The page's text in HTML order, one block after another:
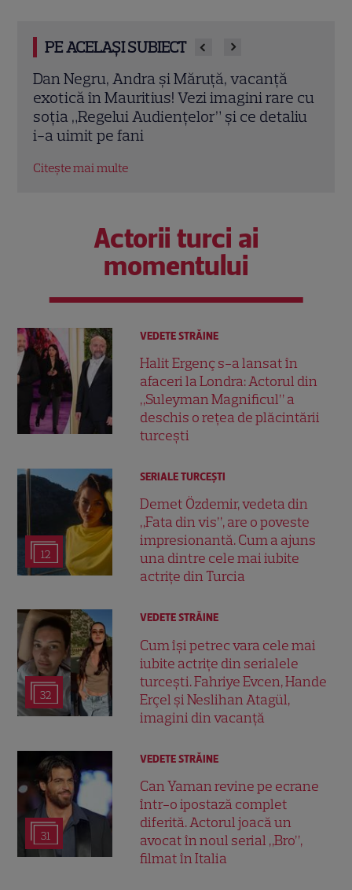
PE ACELAȘI SUBIECT
Dan Negru rupe tăcerea despre zvonurile
unei reveniri la Antena 1. Ce spune
despre o emisiune cu Denise Rifai
Citește mai multe
Actorii turci ai
momentului
VEDETE STRĂINE
Halit Ergenç s-a lansat în
afaceri la Londra: Actorul din
„Suleyman Magnificul” a
deschis o rețea de plăcintării
turcești
12
SERIALE TURCEŞTI
Demet Özdemir, vedeta din
„Fata din vis”, are o poveste
impresionantă. Cum a ajuns
una dintre cele mai iubite
actrițe din Turcia
32
VEDETE STRĂINE
Cum își petrec vara cele mai
iubite actrițe din serialele
turcești. Fahriye Evcen, Hande
Erçel și Neslihan Atagül,
imagini din vacanță
31
VEDETE STRĂINE
Can Yaman revine pe ecrane
într-o ipostază complet
diferită. Actorul joacă un
avocat în noul serial „Bro”,
filmat în Italia